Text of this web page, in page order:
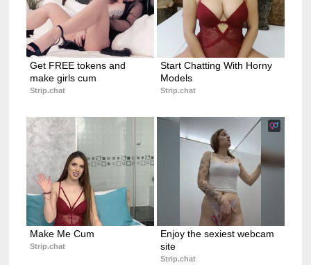
Get FREE tokens and
make girls cum
Strip.chat
Start Chatting With Horny
Models
Strip.chat
Make Me Cum
Strip.chat
Enjoy the sexiest webcam
site
Strip.chat